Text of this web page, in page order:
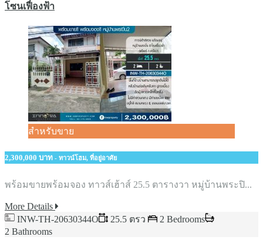
โซนเฟื่องฟ้า
สำหรับขาย
2,300,000 บาท - ทาวน์โฮม, ที่อยู่อาศัย
พร้อมขายพร้อมจอง ทาวส์เฮ้าส์ 25.5 ตารางวา หมู่บ้านพระปิ...
More Details
INW-TH-20630344O
25.5 ตรว
2 Bedrooms
2 Bathrooms